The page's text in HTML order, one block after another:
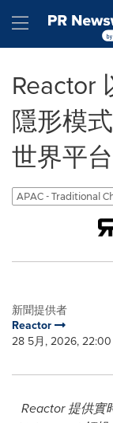
Hamburger
Reactor
隱形模
世界平台
APAC - Traditional
新聞提供者
Reactor
28 5月, 2026, 22:00
Reactor 提供實